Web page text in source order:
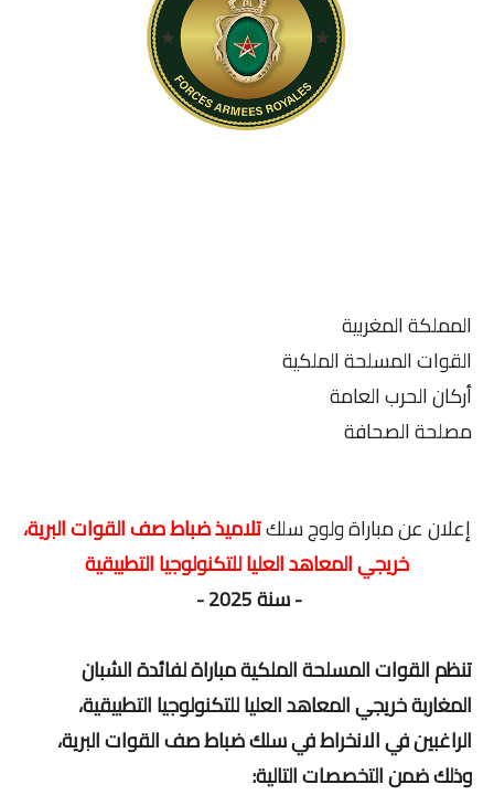
المملكة المغربية
القوات المسلحة الملكية
أركان الحرب العامة
مصلحة الصحافة
إعلان عن مباراة ولوج سلكتلاميذ ضباط صف القوات البرية،
خريجي المعاهد العليا للتكنولوجيا التطبيقية
- سنة 2025 -
تنظم القوات المسلحة الملكية مباراة لفائدة الشبان
المغاربة خريجي المعاهد العليا للتكنولوجيا التطبيقية،
الراغبين في الانخراط في سلك ضباط صف القوات البرية،
وذلك ضمن التخصصات التالية: